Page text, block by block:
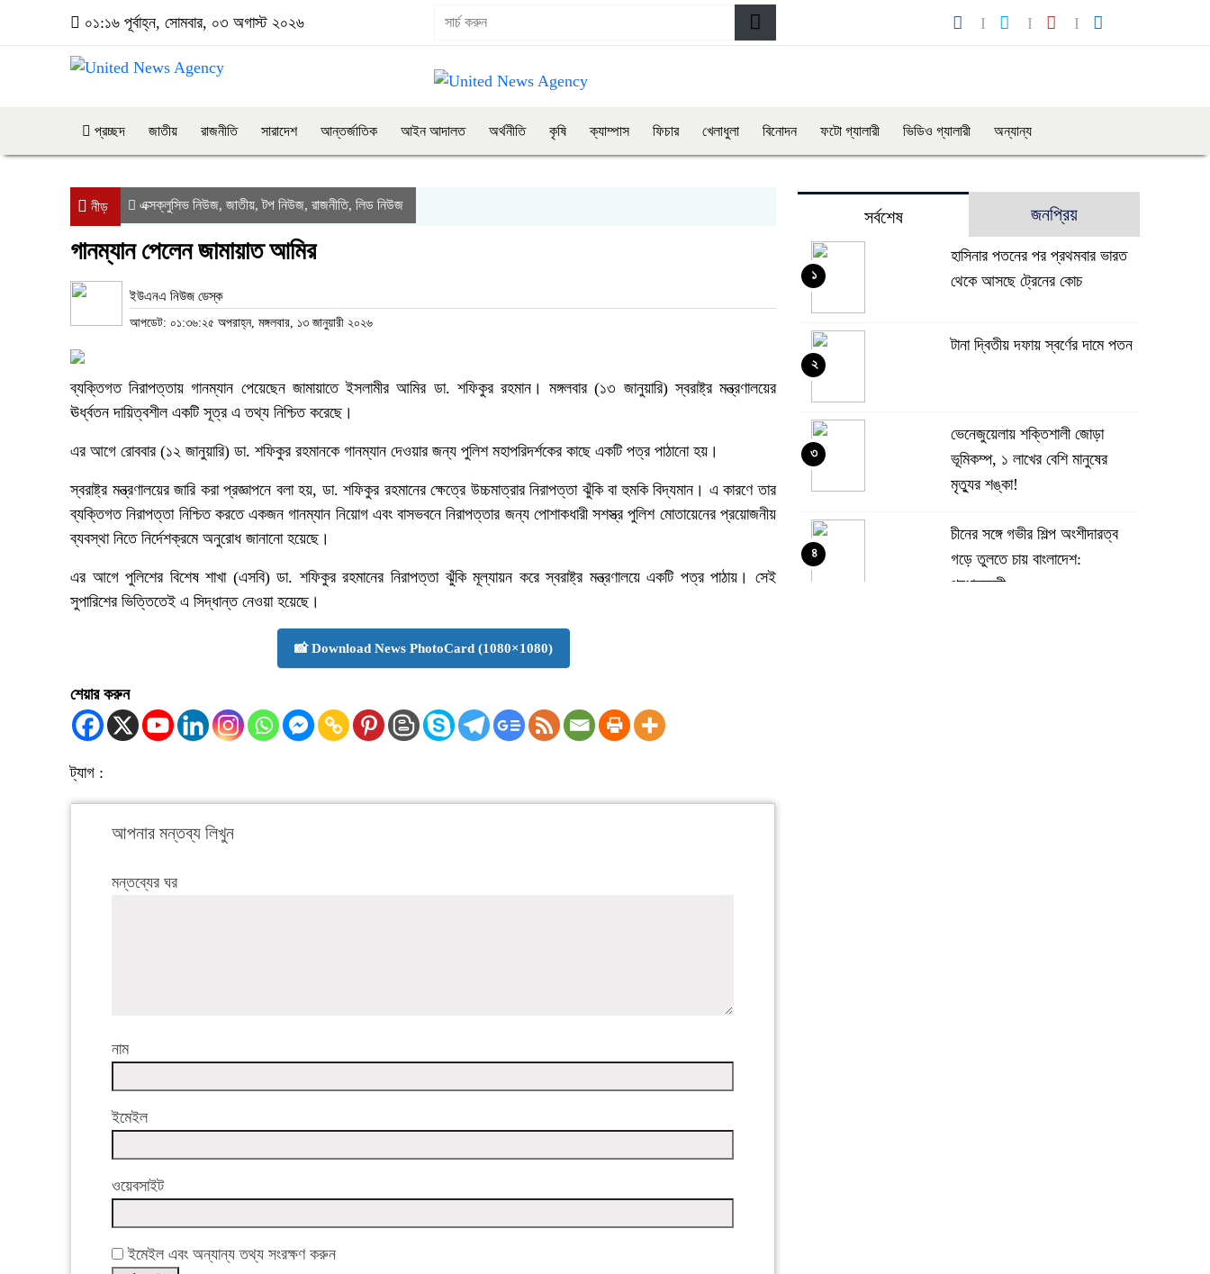
০১:১৬ পূর্বাহ্ন, সোমবার, ০৩ অগাস্ট ২০২৬
প্রচ্ছদ জাতীয় রাজনীতি সারাদেশ আন্তর্জাতিক আইন আদালত অর্থনীতি কৃষি ক্যাম্পাস ফিচার খেলাধুলা বিনোদন ফটো গ্যালারী ভিডিও গ্যালারী অন্যান্য
নীড় এক্সক্লুসিভ নিউজ, জাতীয়,টপ নিউজ, রাজনীতি, লিড নিউজ
গানম্যান পেলেন জামায়াত আমির
ইউএনএ নিউজ ডেস্ক
আপডেট: ০১:৩৬:২৫ অপরাহ্ন, মঙ্গলবার, ১৩ জানুয়ারী ২০২৬
ব্যক্তিগত নিরাপত্তায় গানম্যান পেয়েছেন জামায়াতে ইসলামীর আমির ডা. শফিকুর রহমান। মঙ্গলবার (১৩ জানুয়ারি) স্বরাষ্ট্র মন্ত্রণালয়ের
ঊর্ধ্বতন দায়িত্বশীল একটি সূত্র এ তথ্য নিশ্চিত করেছে।
এর আগে রোববার (১২ জানুয়ারি) ডা. শফিকুর রহমানকে গানম্যান দেওয়ার জন্য পুলিশ মহাপরিদর্শকের কাছে একটি পত্র পাঠানো হয়।
স্বরাষ্ট্র মন্ত্রণালয়ের জারি করা প্রজ্ঞাপনে বলা হয়, ডা. শফিকুর রহমানের ক্ষেত্রে উচ্চমাত্রার নিরাপত্তা ঝুঁকি বা হুমকি বিদ্যমান। এ কারণে তার
ব্যক্তিগত নিরাপত্তা নিশ্চিত করতে একজন গানম্যান নিয়োগ এবং বাসভবনে নিরাপত্তার জন্য পোশাকধারী সশস্ত্র পুলিশ মোতায়েনের প্রয়োজনীয়
ব্যবস্থা নিতে নির্দেশক্রমে অনুরোধ জানানো হয়েছে।
এর আগে পুলিশের বিশেষ শাখা (এসবি) ডা. শফিকুর রহমানের নিরাপত্তা ঝুঁকি মূল্যায়ন করে স্বরাষ্ট্র মন্ত্রণালয়ে একটি পত্র পাঠায়। সেই
সুপারিশের ভিত্তিতেই এ সিদ্ধান্ত নেওয়া হয়েছে।
📸 Download News PhotoCard (1080×1080)
শেয়ার করুন
ট্যাগ :
আপনার মন্তব্য লিখুন
মন্তব্যের ঘর
নাম
ইমেইল
ওয়েবসাইট
ইমেইল এবং অন্যান্য তথ্য সংরক্ষণ করুন
সর্বশেষ জনপ্রিয়
হাসিনার পতনের পর প্রথমবার ভারত
থেকে আসছে ট্রেনের কোচ
১
টানা দ্বিতীয় দফায় স্বর্ণের দামে পতন
২
ভেনেজুয়েলায় শক্তিশালী জোড়া
ভূমিকম্প, ১ লাখের বেশি মানুষের
মৃত্যুর শঙ্কা!
৩
চীনের সঙ্গে গভীর শিল্প অংশীদারত্ব
গড়ে তুলতে চায় বাংলাদেশ:
প্রধানমন্ত্রী
৪